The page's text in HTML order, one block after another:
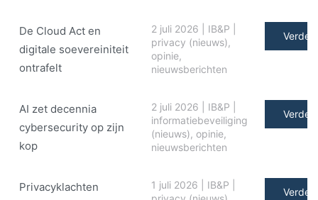
De Cloud Act en
digitale soe­ve­rei­ni­teit
ontrafelt
2 juli 2026 IB&P
privacy (nieuws),
opinie,
nieuwsberichten
Verder
AI zet decennia
cybersecurity op zijn
kop
2 juli 2026 IB&P
informatiebeveiliging
(nieuws), opinie,
nieuwsberichten
Verder
Privacyklachten
1 juli 2026 IB&P
Verder